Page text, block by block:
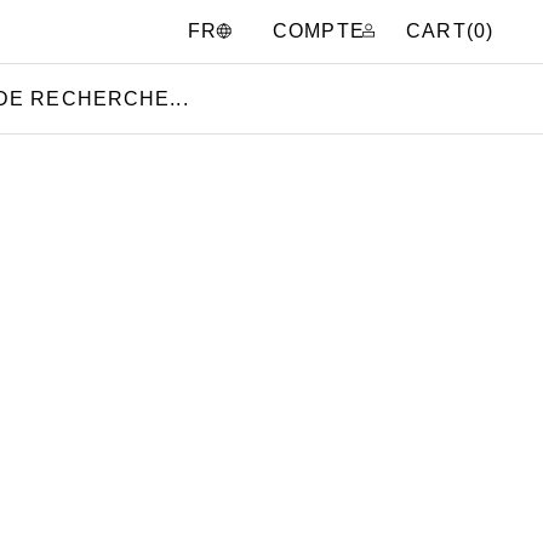
FR COMPTE CART(0)